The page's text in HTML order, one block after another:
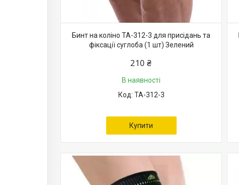
Бинт на коліно TA-312-3 для присідань та
фіксації суглоба (1 шт) Зелений
210 ₴
В наявності
TA-312-3
Купити